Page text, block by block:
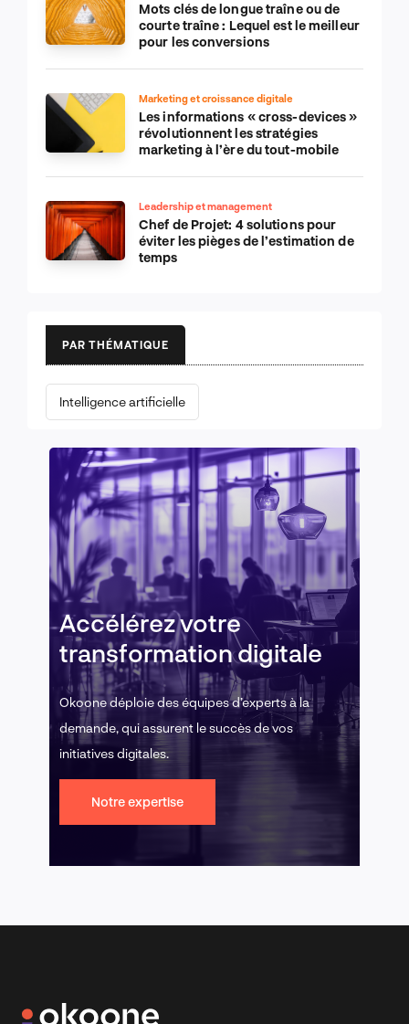
Mots clés de longue traîne ou de
courte traîne : Lequel est le meilleur
pour les conversions
Marketing et croissance digitale
Les informations « cross-devices »
révolutionnent les stratégies
marketing à l’ère du tout-mobile
Leadership et management
Chef de Projet: 4 solutions pour
éviter les pièges de l’estimation de
temps
PAR THÉMATIQUE
Intelligence artificielle
Accélérez votre
transformation digitale
Okoone déploie des équipes d’experts à la
demande, qui assurent le succès de vos
initiatives digitales.
Notre expertise